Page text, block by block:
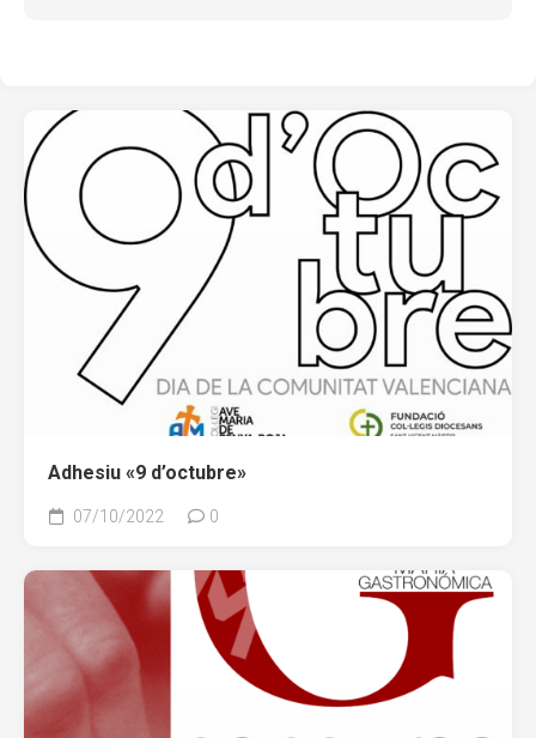
Adhesiu «9 d’octubre»
07/10/2022 0